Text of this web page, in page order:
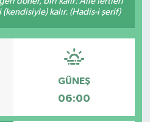
kalır. (Hadis-i şerif)
GÜNEŞ
06:00